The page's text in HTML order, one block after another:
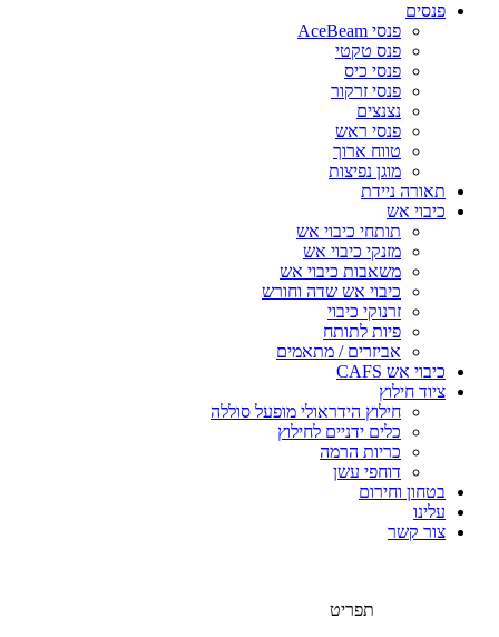
פנסים
פנסי AceBeam
פנס טקטי
פנסי כיס
פנסי זרקור
נצנצים
פנסי ראש
טווח ארוך
מוגן נפיצות
תאורה ניידת
כיבוי אש
תותחי כיבוי אש
מזנקי כיבוי אש
משאבות כיבוי אש
כיבוי אש שדה וחורש
זרנוקי כיבוי
פיות לתותח
אביזרים / מתאמים
כיבוי אש CAFS
ציוד חילוץ
חילוץ הידראולי מופעל סוללה
כלים ידניים לחילוץ
כריות הרמה
דוחפי עשן
בטחון וחירום
עלינו
צור קשר
תפריט